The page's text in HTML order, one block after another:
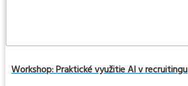
Workshop: Praktické využitie AI v recruitingu